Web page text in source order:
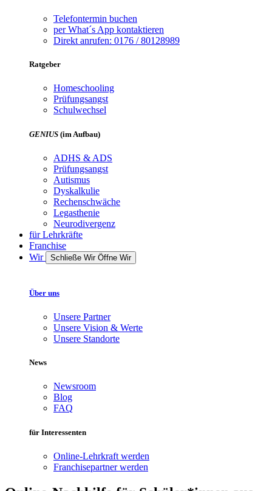
Telefontermin buchen
per What´s App kontaktieren
Direkt anrufen: 0176 / 80128989
Ratgeber
Homeschooling
Prüfungsangst
Schulwechsel
GENIUS (im Aufbau)
ADHS & ADS
Prüfungsangst
Autismus
Dyskalkulie
Rechenschwäche
Legasthenie
Neurodivergenz
für Lehrkräfte
Franchise
Wir
Schließe Wir Öffne Wir
Über uns
Unsere Partner
Unsere Vision & Werte
Unsere Standorte
News
Newsroom
Blog
FAQ
für Interessenten
Online-Lehrkraft werden
Franchisepartner werden